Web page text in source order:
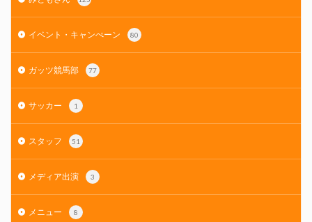
イベント・キャンぺーン 80
ガッツ競馬部 77
サッカー 1
スタッフ 51
メディア出演 3
メニュー 8